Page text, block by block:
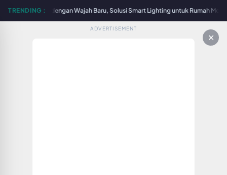
TRENDING :
Hadir dengan Wajah Baru, Solusi Smart Lighting untuk Rumah Modern
✕
ADVERTISEMENT